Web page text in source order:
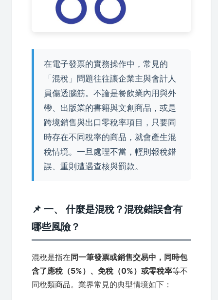
在電子發票的實務操作中，常見的
「混稅」問題往往讓企業主與會計人
員傷透腦筋。不論是餐飲業內用與外
帶、出版業的書籍與文創商品，或是
跨境銷售與出口零稅率項目，只要同
時存在不同稅率的商品，就會產生混
稅情境。一旦處理不當，輕則報稅錯
誤、重則遭遇查核與罰款。
📌 一、 什麼是混稅？混稅錯誤會有
哪些風險？
混稅是指在 同一筆發票或銷售交易中，同時包
含了應稅（5%）、免稅（0%）或零稅率等不
同稅類商品。業界常見的典型情境如下：